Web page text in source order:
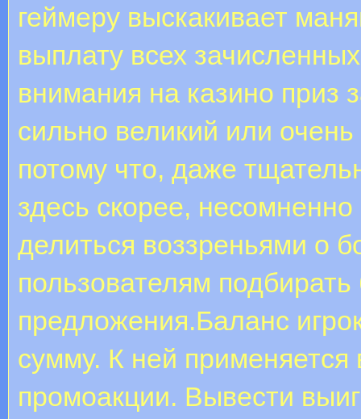
геймеру выскакивает
выплату всех
внимания на казино приз
сильно великий или
потому что, даже
здесь скорее,
делиться воззреньями о
пользователям
предложения.Баланс
сумму. К ней
промоакции. Вывести